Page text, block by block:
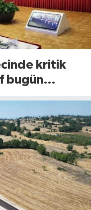
kritik
bugün